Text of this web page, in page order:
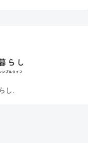
し.